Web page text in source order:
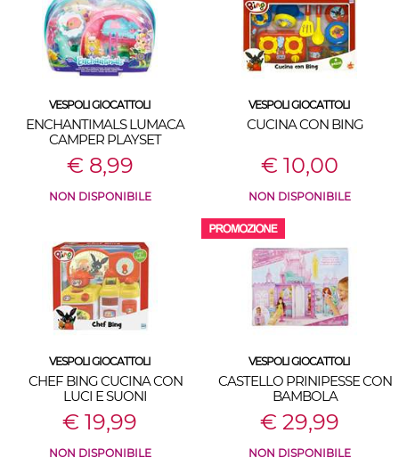
VESPOLI GIOCATTOLI
ENCHANTIMALS LUMACA
CAMPER PLAYSET
€ 8,99
NON DISPONIBILE
VESPOLI GIOCATTOLI
CUCINA CON BING
€ 10,00
NON DISPONIBILE
VESPOLI GIOCATTOLI
CHEF BING CUCINA CON
LUCI E SUONI
€ 19,99
NON DISPONIBILE
VESPOLI GIOCATTOLI
CASTELLO PRINIPESSE CON
BAMBOLA
€ 29,99
NON DISPONIBILE